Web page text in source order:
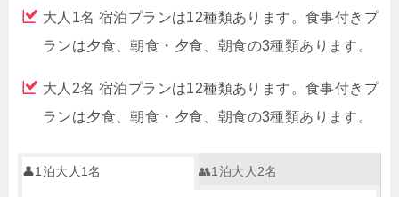
大人1名 宿泊プランは12種類あります。食事付きプ
ランは夕食、朝食・夕食、朝食の3種類あります。
大人2名 宿泊プランは12種類あります。食事付きプ
ランは夕食、朝食・夕食、朝食の3種類あります。
👤1泊大人1名 👥1泊大人2名